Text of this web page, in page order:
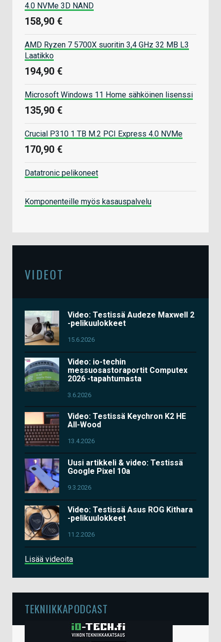
4.0 NVMe 3D NAND
158,90 €
AMD Ryzen 7 5700X suoritin 3,4 GHz 32 MB L3
Laatikko
194,90 €
Microsoft Windows 11 Home sähköinen lisenssi
135,90 €
Crucial P310 1 TB M.2 PCI Express 4.0 NVMe
170,90 €
Datatronic pelikoneet
Komponenteille myös kasauspalvelu
VIDEOT
Video: Testissä Audeze Maxwell 2
-pelikuulokkeet
15.6.2026
Video: io-techin
messuosastoraportit Computex
2026 -tapahtumasta
3.6.2026
Video: Testissä Keychron K2 HE
All-Wood
13.4.2026
Uusi artikkeli & video: Testissä
Google Pixel 10a
9.3.2026
Video: Testissä Asus ROG Kithara
-pelikuulokkeet
11.2.2026
Lisää videoita
TEKNIIKKAPODCAST